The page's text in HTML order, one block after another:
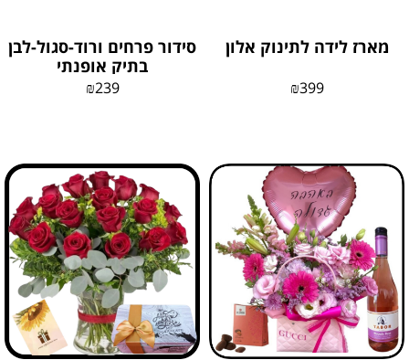
מארז לידה לתינוק אלון
₪399
סידור פרחים ורוד-סגול-לבן
בתיק אופנתי
₪239